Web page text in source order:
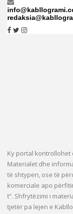
Ky portal kontrollohet
Materialet dhe
të shtypen, ose të
komerciale apo
t”. Shfrytëzimi i
tjetër pa lejen e